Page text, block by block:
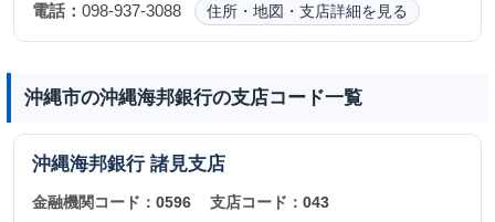
電話： 098-937-3088 住所・地図・支店詳細を見る
沖縄市の沖縄海邦銀行の支店コード一覧
沖縄海邦銀行 諸見支店
金融機関コード： 0596 支店コード：043